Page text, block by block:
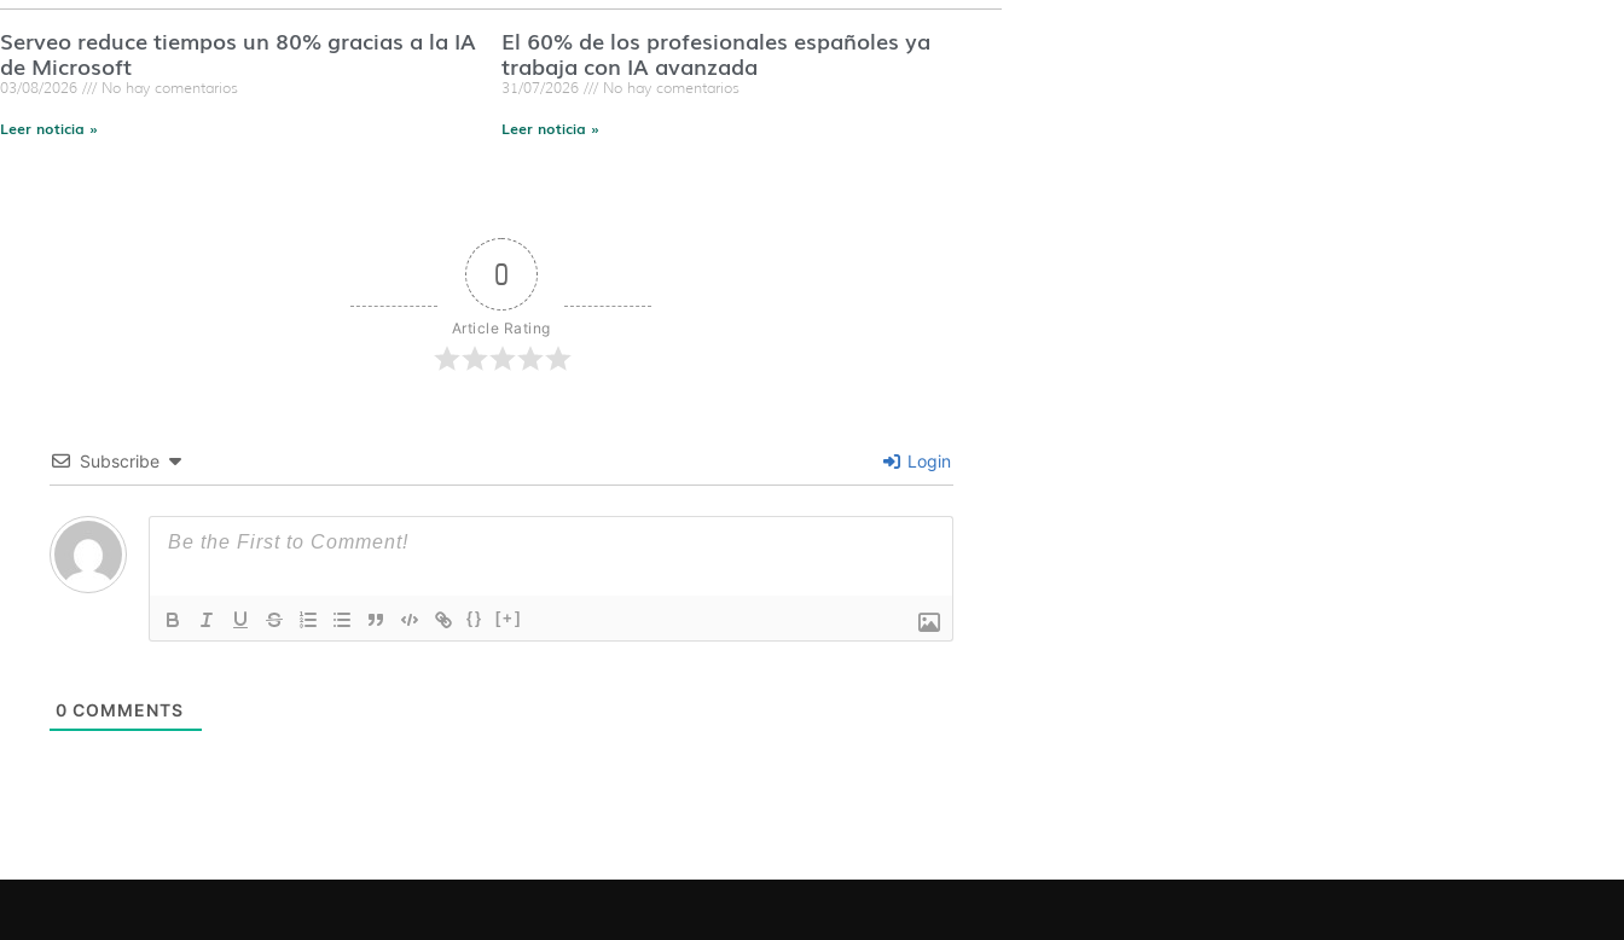
Serveo reduce tiempos un 80% gracias a la IA
de Microsoft
03/08/2026 No hay comentarios
Leer noticia »
El 60% de los profesionales españoles ya
trabaja con IA avanzada
31/07/2026 No hay comentarios
Leer noticia »
0
Article Rating
Subscribe Login
{} [+]
0 COMMENTS